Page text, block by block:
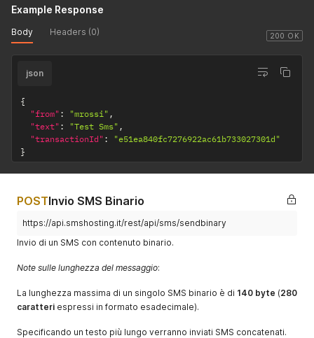
200 OK
Example Response
Body Headers (0)
json
{
"from" : "mrossi" ,
"text" : "Test Sms" ,
"transactionId" :
"e51ea840fc7276922ac61b733027301d"
}
POSTInvio SMS Binario
https://api.smshosting.it/rest/api/sms/sendbinary
Invio di un SMS con contenuto binario.
Note sulle lunghezza del messaggio:
La lunghezza massima di un singolo SMS binario è di 140 byte (280
caratteri espressi in formato esadecimale).
Specificando un testo più lungo verranno inviati SMS concatenati.